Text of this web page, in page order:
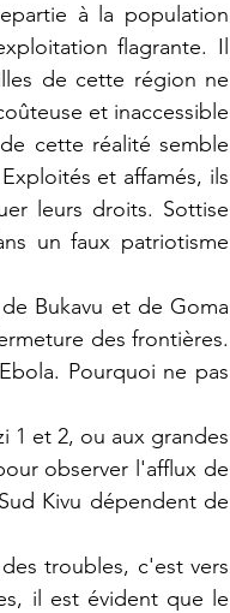
à la population
flagrante. Il
de cette région ne
et inaccessible
cette réalité semble
et affamés, ils
leurs droits. Sottise
un faux patriotisme
Bukavu et de Goma
des frontières.
Pourquoi ne pas
1 et 2, ou aux grandes
observer l'afflux de
Kivu dépendent de
troubles, c'est vers
il est évident que le